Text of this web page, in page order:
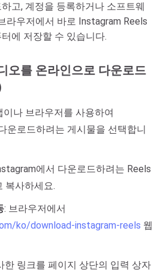
고, 계정을 등록하거나 소프트웨
라우저에서 바로 Instagram Reels
에 저장할 수 있습니다.
오를 온라인으로 다운로드
이나 브라우저를 사용하여
운로드하려는 게시물을 선택합니
에서 다운로드하려는 Reels
복사하세요.
: 브라우저에서
ko/download-instagram-reels 웹
한 링크를 페이지 상단의 입력 상자